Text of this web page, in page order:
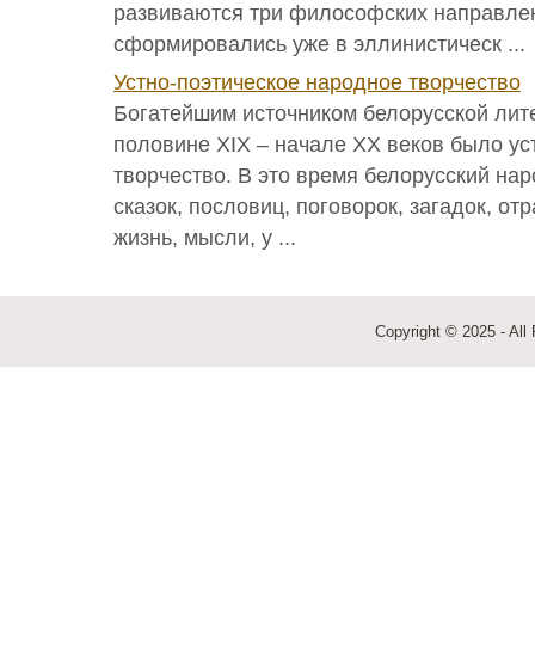
развиваются три философских
сформировались уже в эллинистическ ...
Устно-поэтическое народное творчество
Богатейшим источником белорусской
половине ХIХ – начале ХХ веков было
творчество. В это время белорусский
сказок, пословиц, поговорок, загадок,
жизнь, мысли, у ...
Copyright © 2025 - All